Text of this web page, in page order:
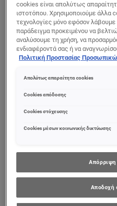
Κρέμα Προσώπου
BB 5 σε 1 Light
0/5
ΠΡΟΒΟΛΉ ΠΡΟΪΌΝΤΟΣ
cookies είναι απολύτως
ιστοτόπου. Χρησιμοποιούμε άλλα
τεχνολογίες μόνο εφόσον
παράδειγμα προκειμένου να
αναλύσουμε τη χρήση, να
ενδιαφέροντά σας ή να
σας για τη δημιουργία προφίλ με
διαδικτυακές προτάσεις.
(«Απόρριψη όλων») ή να
επιλογές σας («Αποθήκευση
πάσα στιγμή, να ελέγξετε και να
Περισσότερες πληροφορίες
Πολιτική Προστασίας
Απολύτως απαραίτητα cookies
Cookies απόδοσης
Cookies στόχευσης
Cookies μέσων κοινωνικής δικτύωσης
Αποδοχή